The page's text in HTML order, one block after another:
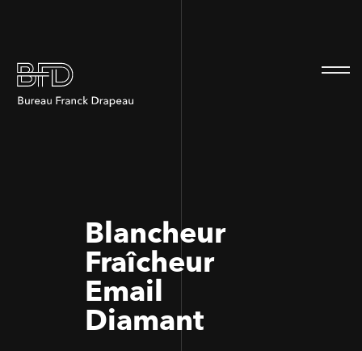
Blancheur
Fraîcheur
Email
Diamant